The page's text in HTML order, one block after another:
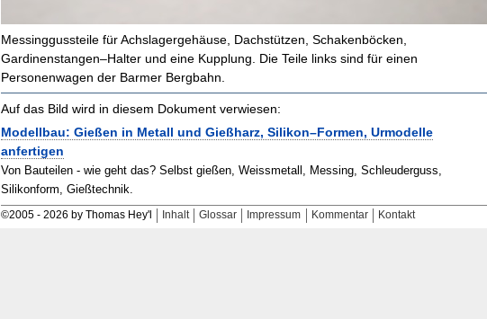
Messinggussteile für Achslagergehäuse, Dachstützen, Schakenböcken,
Gardinenstangen–Halter und eine Kupplung. Die Teile links sind für einen
Personenwagen der Barmer Bergbahn.
Auf das Bild wird in diesem Dokument verwiesen:
Modellbau: Gießen in Metall und Gießharz, Silikon–Formen, Urmodelle
anfertigen
Von Bauteilen - wie geht das? Selbst gießen, Weissmetall, Messing, Schleuderguss,
Silikonform, Gießtechnik.
©2005 -2026 by Thomas Hey'l Inhalt Glossar Impressum Kommentar Kontakt